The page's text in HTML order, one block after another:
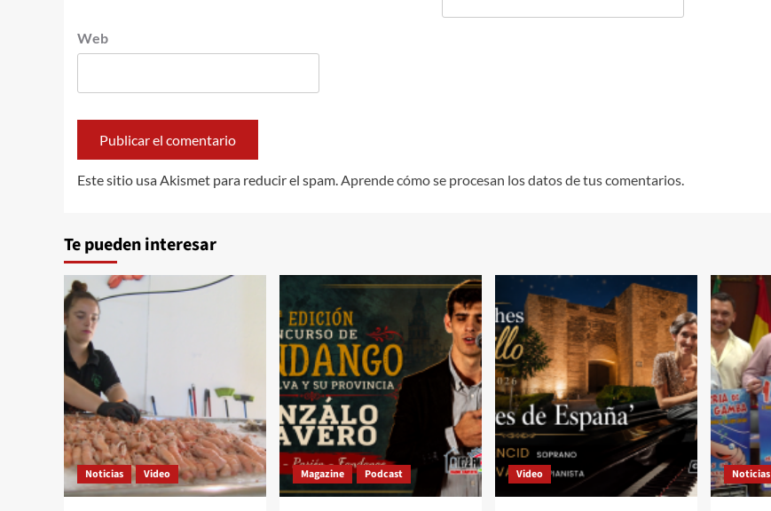
Web
Este sitio usa Akismet para reducir el spam.Aprende cómo se procesan los datos de tus comentarios.
Te pueden interesar
Noticias Video Magazine Podcast Video Noticias